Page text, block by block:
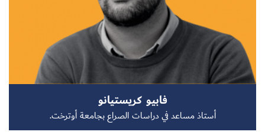
سجل الآن
فابيو كريستيانو
أستاذ مساعد في دراسات الصراع بجامعة أوترخت.